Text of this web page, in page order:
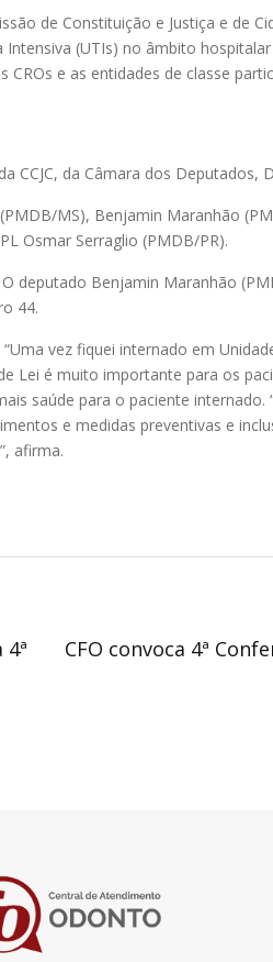
de Constituição e Justiça e de
(UTIs) no âmbito
e as entidades de classe
CCJC, da Câmara dos Deputados,
MS), Benjamin Maranhão
Osmar Serraglio (PMDB/PR).
deputado Benjamin Maranhão
44.
vez fiquei internado em
é muito importante para os
saúde para o paciente
e medidas preventivas e
afirma.
CFO convoca 4ª